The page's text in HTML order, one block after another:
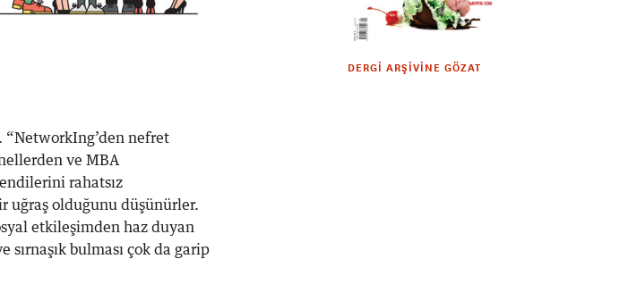
DERGI ARŞIVINE GÖZAT
nefret
ve MBA
rahatsız
uğraş olduğunu düşünürler.
etkileşimden haz duyan
bulması çok da garip